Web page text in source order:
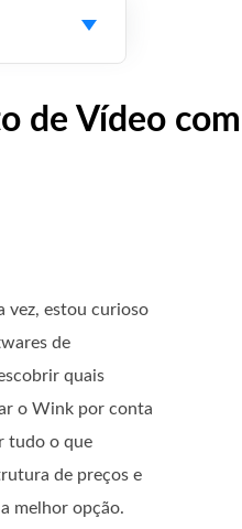
de Vídeo
vez, estou curioso
de
quais
o Wink por conta
tudo o que
de preços e
melhor opção.